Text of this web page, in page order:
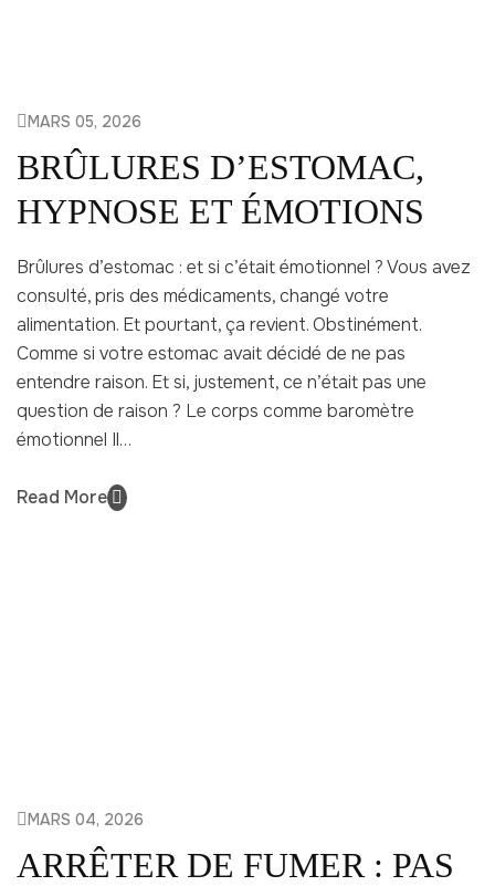
MARS 05, 2026
BRÛLURES D’ESTOMAC,
HYPNOSE ET ÉMOTIONS
Brûlures d’estomac : et si c’était émotionnel ? Vous avez
consulté, pris des médicaments, changé votre
alimentation. Et pourtant, ça revient. Obstinément.
Comme si votre estomac avait décidé de ne pas
entendre raison. Et si, justement, ce n’était pas une
question de raison ? Le corps comme baromètre
émotionnel Il…
Read More
MARS 04, 2026
ARRÊTER DE FUMER : PAS